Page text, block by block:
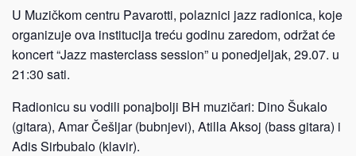
U Muzičkom centru Pavarotti, polaznici jazz radionica, koje
organizuje ova institucija treću godinu zaredom, održat će
koncert “Jazz masterclass session” u ponedjeljak, 29.07. u
21:30 sati.
Radionicu su vodili ponajbolji BH muzičari: Dino Šukalo
(gitara), Amar Češljar (bubnjevi), Atilla Aksoj (bass gitara) i
Adis Sirbubalo (klavir).